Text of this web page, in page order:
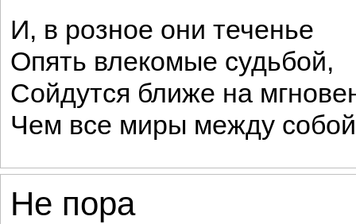
И, в розное они теченье
Опять влекомые судьбой,
Сойдутся ближе на
Чем все миры между
Не пора